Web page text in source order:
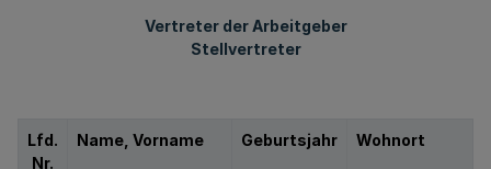
Vertreter der Arbeitgeber
Stellvertreter
Lfd.
Nr.
Name, Vorname Geburtsjahr Wohnort